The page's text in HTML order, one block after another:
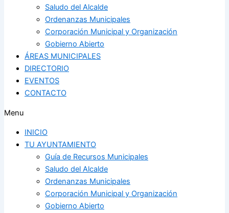
Saludo del Alcalde
Ordenanzas Municipales
Corporación Municipal y Organización
Gobierno Abierto
ÁREAS MUNICIPALES
DIRECTORIO
EVENTOS
CONTACTO
Menu
INICIO
TU AYUNTAMIENTO
Guía de Recursos Municipales
Saludo del Alcalde
Ordenanzas Municipales
Corporación Municipal y Organización
Gobierno Abierto